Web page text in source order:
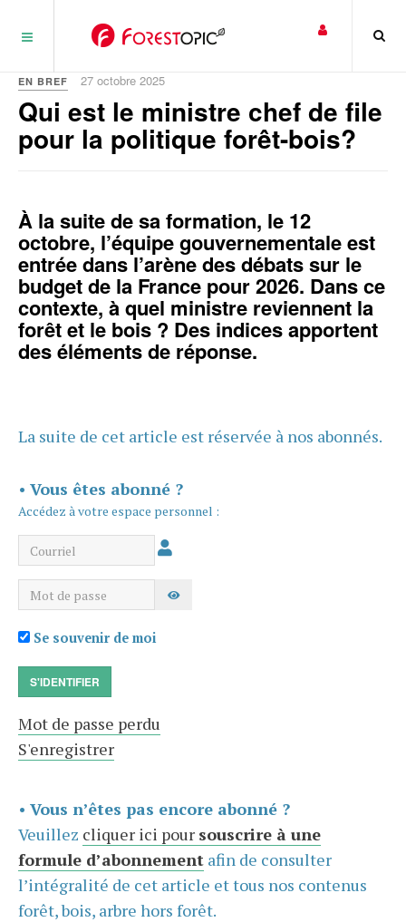
EN BREF 27 octobre 2025
Qui est le ministre chef de file
pour la politique forêt-bois?
À la suite de sa formation, le 12
octobre, l’équipe gouvernementale est
entrée dans l’arène des débats sur le
budget de la France pour 2026. Dans ce
contexte, à quel ministre reviennent la
forêt et le bois ? Des indices apportent
des éléments de réponse.
La suite de cet article est réservée à nos abonnés.
• Vous êtes abonné ?
Accédez à votre espace personnel :
Courriel
Mot de passe AFFICHER LE MOT DE PASSE
Se souvenir de moi
S'IDENTIFIER
Mot de passe perdu
S'enregistrer
• Vous n’êtes pas encore abonné ?
Veuillez cliquer ici pour souscrire à une
formule d’abonnement afin de consulter
l’intégralité de cet article et tous nos contenus
forêt, bois, arbre hors forêt.